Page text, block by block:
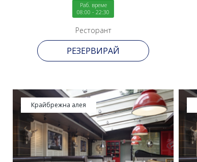
Раб. време
08:00 - 22:30
Ресторант
РЕЗЕРВИРАЙ
Крайбрежна алея